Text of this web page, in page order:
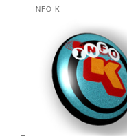
INFO K